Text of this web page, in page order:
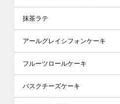
抹茶ラテ
アールグレイシフォンケーキ
フルーツロールケーキ
バスクチーズケーキ